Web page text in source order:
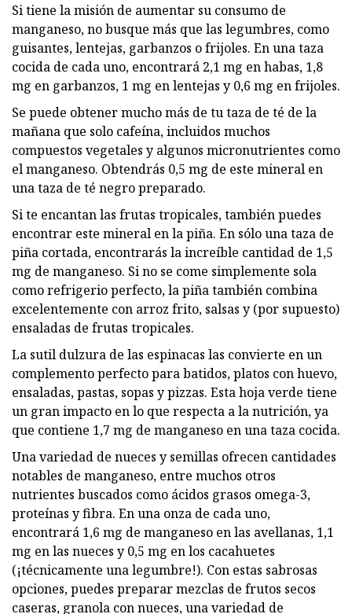
Si tiene la misión de aumentar su consumo de
manganeso, no busque más que las legumbres, como
guisantes, lentejas, garbanzos o frijoles. En una taza
cocida de cada uno, encontrará 2,1 mg en habas, 1,8
mg en garbanzos, 1 mg en lentejas y 0,6 mg en frijoles.
Se puede obtener mucho más de tu taza de té de la
mañana que solo cafeína, incluidos muchos
compuestos vegetales y algunos micronutrientes como
el manganeso. Obtendrás 0,5 mg de este mineral en
una taza de té negro preparado.
Si te encantan las frutas tropicales, también puedes
encontrar este mineral en la piña. En sólo una taza de
piña cortada, encontrarás la increíble cantidad de 1,5
mg de manganeso. Si no se come simplemente sola
como refrigerio perfecto, la piña también combina
excelentemente con arroz frito, salsas y (por supuesto)
ensaladas de frutas tropicales.
La sutil dulzura de las espinacas las convierte en un
complemento perfecto para batidos, platos con huevo,
ensaladas, pastas, sopas y pizzas. Esta hoja verde tiene
un gran impacto en lo que respecta a la nutrición, ya
que contiene 1,7 mg de manganeso en una taza cocida.
Una variedad de nueces y semillas ofrecen cantidades
notables de manganeso, entre muchos otros
nutrientes buscados como ácidos grasos omega-3,
proteínas y fibra. En una onza de cada uno,
encontrará 1,6 mg de manganeso en las avellanas, 1,1
mg en las nueces y 0,5 mg en los cacahuetes
(¡técnicamente una legumbre!). Con estas sabrosas
opciones, puedes preparar mezclas de frutos secos
caseras, granola con nueces, una variedad de